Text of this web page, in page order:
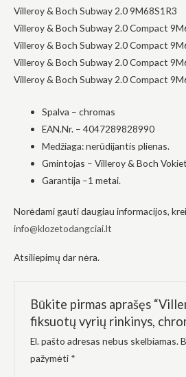
Villeroy & Boch Subway 2.0 9M68S1R3
Villeroy & Boch Subway 2.0 Compact
Villeroy & Boch Subway 2.0 Compact
Villeroy & Boch Subway 2.0 Compact
Villeroy & Boch Subway 2.0 Compact
Spalva – chromas
EAN.Nr. – 4047289828990
Medžiaga: nerūdijantis plienas.
Gmintojas – Villeroy & Boch
Garantija –1 metai.
Norėdami gauti daugiau informacijos,
info@klozetodangciai.lt
Atsiliepimų dar nėra.
Būkite pirmas aprašęs
fiksuotų vyrių rinkinys,
El. pašto adresas nebus skelbiamas.
pažymėti *
išnyks.
Rinkodara
savo
elgesiu, kai
lankotės
mūsų
svetainėje,
padidinate
galimybę
pamatyti
pasiūlymus.